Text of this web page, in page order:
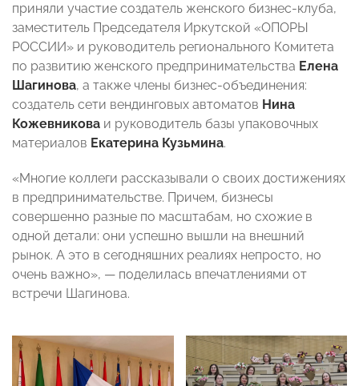
приняли участие создатель женского бизнес-клуба,
заместитель Председателя Иркутской «ОПОРЫ
РОССИИ» и руководитель регионального Комитета
по развитию женского предпринимательства Елена
Шагинова, а также члены бизнес-объединения:
создатель сети вендинговых автоматов Нина
Кожевникова и руководитель базы упаковочных
материалов Екатерина Кузьмина.
«Многие коллеги рассказывали о своих достижениях
в предпринимательстве. Причем, бизнесы
совершенно разные по масштабам, но схожие в
одной детали: они успешно вышли на внешний
рынок. А это в сегодняшних реалиях непросто, но
очень важно», — поделилась впечатлениями от
встречи Шагинова.